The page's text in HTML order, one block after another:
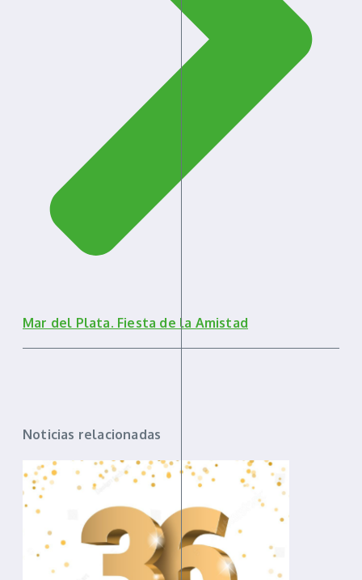
Mar del Plata. Fiesta de la Amistad
Noticias relacionadas